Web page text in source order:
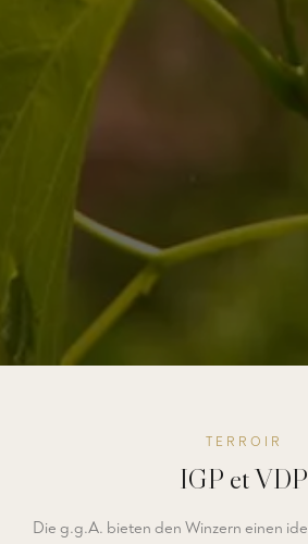
TERROIR
IGP et VDP
Die g.g.A. bieten den Winzern einen